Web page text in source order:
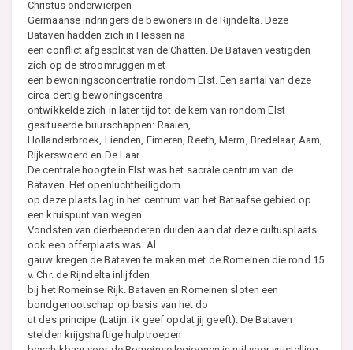
Christus onderwierpen
Germaanse indringers de bewoners in de Rijndelta. Deze
Bataven hadden zich in Hessen na
een conflict afgesplitst van de Chatten. De Bataven vestigden
zich op de stroomruggen met
een bewoningsconcentratie rondom Elst. Een aantal van deze
circa dertig bewoningscentra
ontwikkelde zich in later tijd tot de kern van rondom Elst
gesitueerde buurschappen: Raaien,
Hollanderbroek, Lienden, Eimeren, Reeth, Merm, Bredelaar, Aam,
Rijkerswoerd en De Laar.
De centrale hoogte in Elst was het sacrale centrum van de
Bataven. Het openluchtheiligdom
op deze plaats lag in het centrum van het Bataafse gebied op
een kruispunt van wegen.
Vondsten van dierbeenderen duiden aan dat deze cultusplaats
ook een offerplaats was. Al
gauw kregen de Bataven te maken met de Romeinen die rond 15
v. Chr. de Rijndelta inlijfden
bij het Romeinse Rijk. Bataven en Romeinen sloten een
bondgenootschap op basis van het do
ut des principe (Latijn: ik geef opdat jij geeft). De Bataven
stelden krijgshaftige hulptroepen